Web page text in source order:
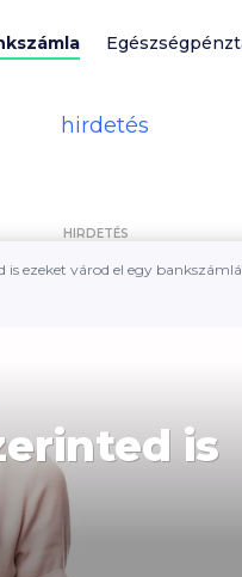
HIRDETÉS
is ezeket várod el egy
is